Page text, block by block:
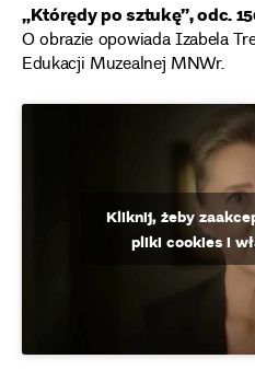
„Którędy po sztukę”, odc.
O obrazie opowiada Izabela
Edukacji Muzealnej MNWr.
Kliknij, żeby
pliki cookies i